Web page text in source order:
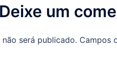
Deixe um
será publicado. Campos